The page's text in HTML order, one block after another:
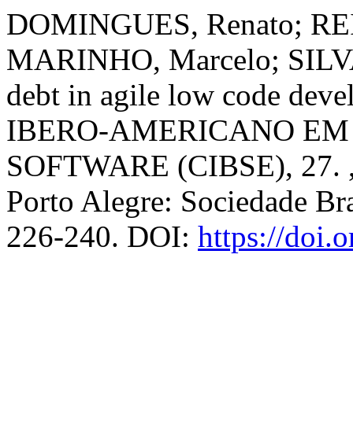
DOMINGUES, Renato;
MARINHO, Marcelo;
debt in agile low code
IBERO-AMERICANO
SOFTWARE (CIBSE),
Porto Alegre: Sociedade
226-240. DOI: https://